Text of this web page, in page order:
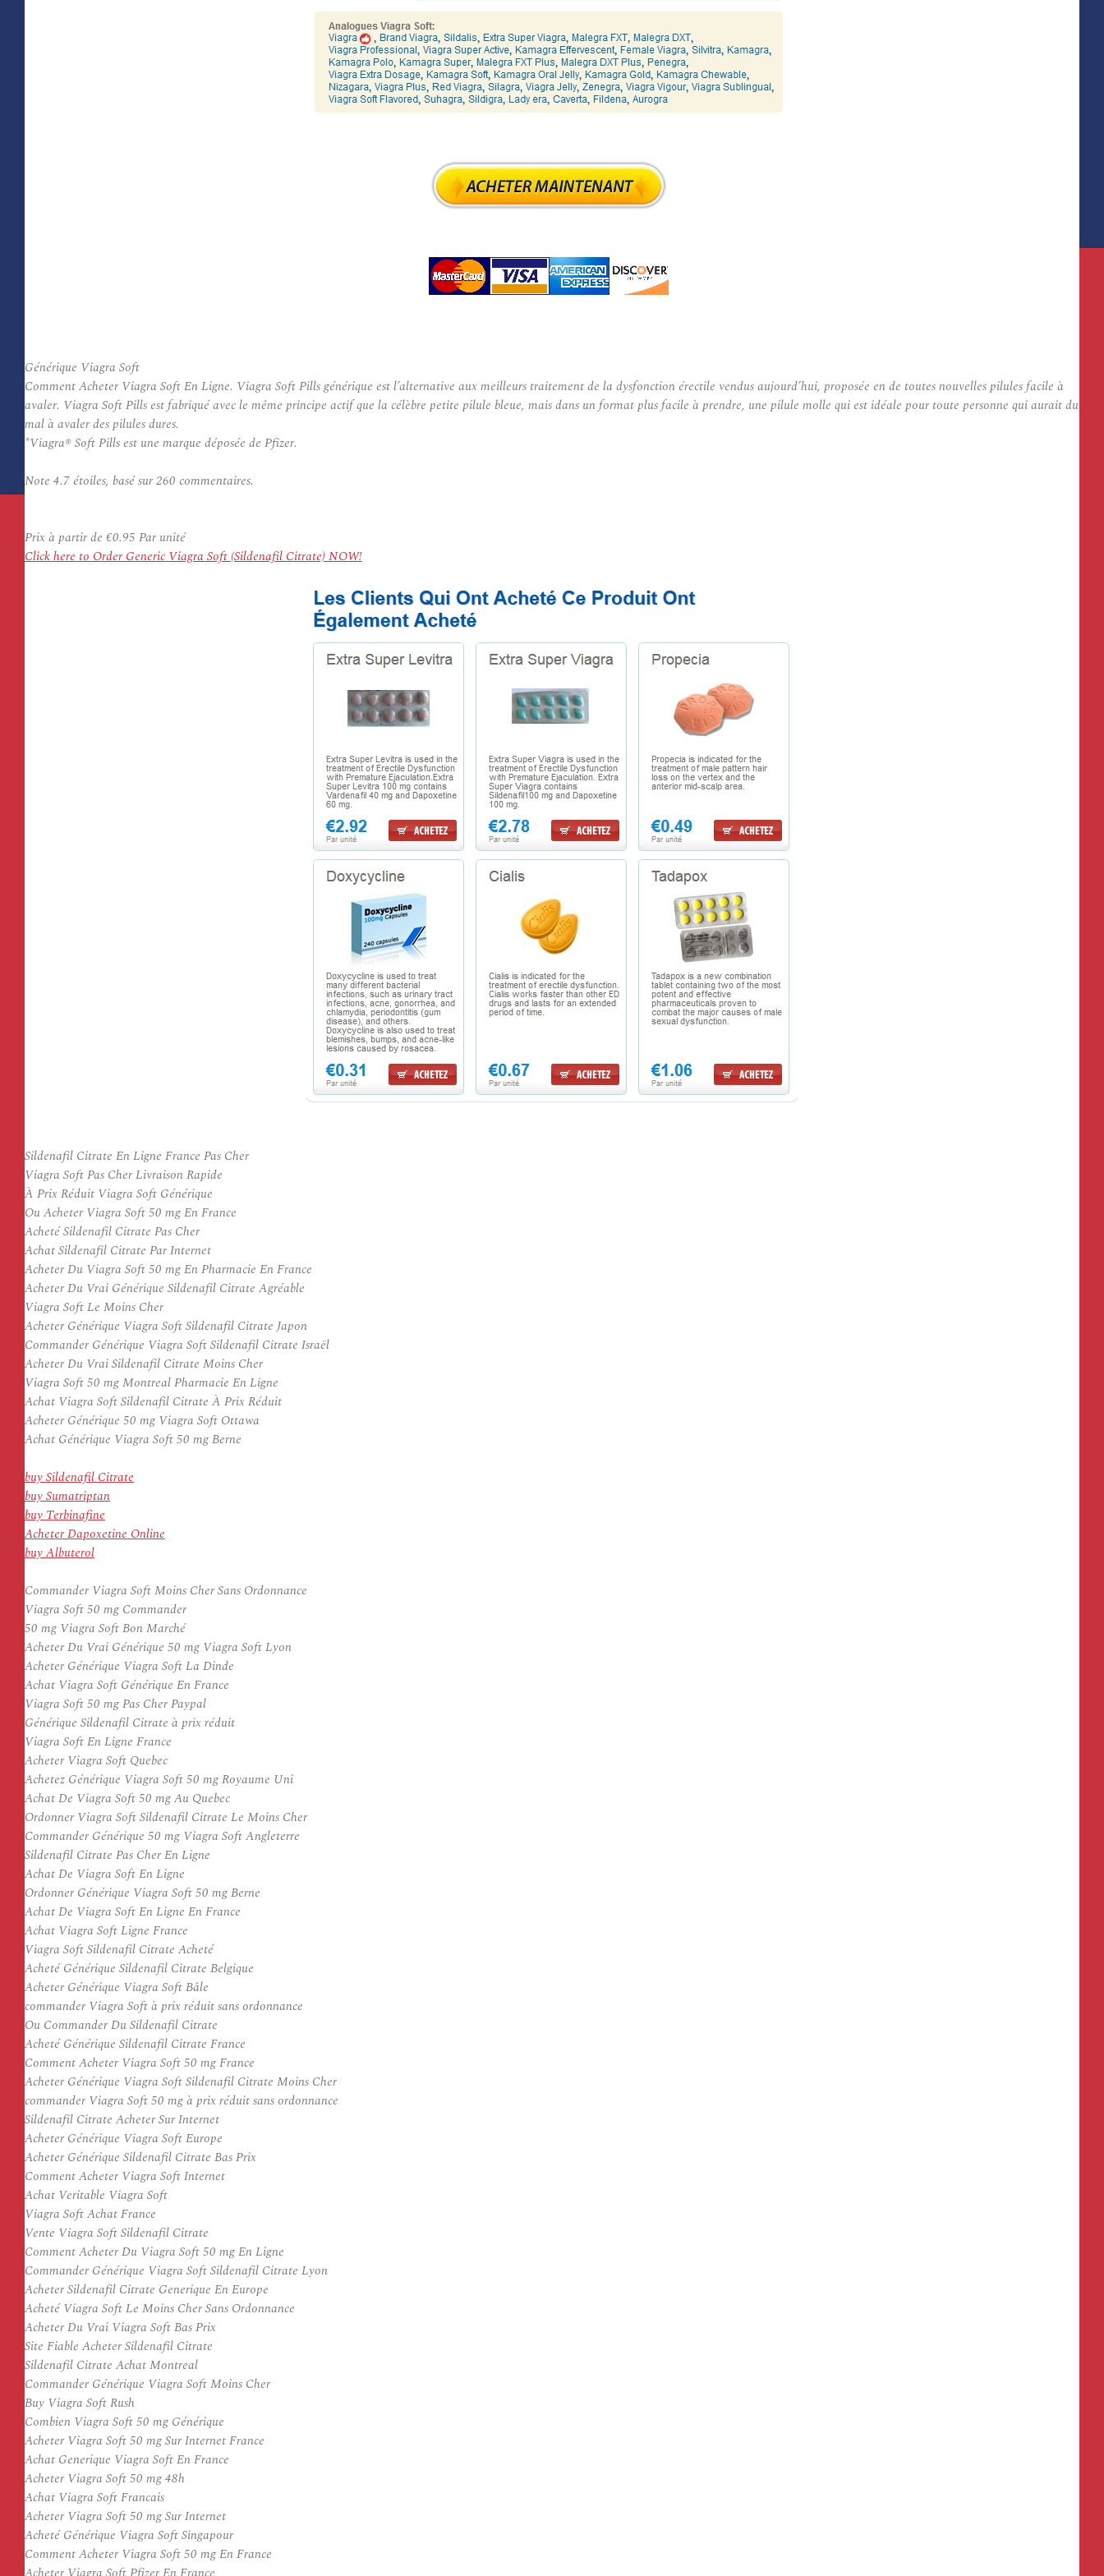
Générique Viagra Soft
Comment Acheter Viagra Soft En Ligne. Viagra Soft Pills générique est l’alternative aux meilleurs traitement de la dysfonction érectile vendus aujourd’hui, proposée en de toutes nouvelles pilules facile à
avaler. Viagra Soft Pills est fabriqué avec le même principe actif que la célèbre petite pilule bleue, mais dans un format plus facile à prendre, une pilule molle qui est idéale pour toute personne qui aurait du
mal à avaler des pilules dures.
*Viagra® Soft Pills est une marque déposée de Pfizer.
Note 4.7étoiles, basé sur260 commentaires.
Prix à partir de €0.95 Par unité
Click here to Order Generic Viagra Soft (Sildenafil Citrate) NOW!
Sildenafil Citrate En Ligne France Pas Cher
Viagra Soft Pas Cher Livraison Rapide
À Prix Réduit Viagra Soft Générique
Ou Acheter Viagra Soft 50 mg En France
Acheté Sildenafil Citrate Pas Cher
Achat Sildenafil Citrate Par Internet
Acheter Du Viagra Soft 50 mg En Pharmacie En France
Acheter Du Vrai Générique Sildenafil Citrate Agréable
Viagra Soft Le Moins Cher
Acheter Générique Viagra Soft Sildenafil Citrate Japon
Commander Générique Viagra Soft Sildenafil Citrate Israël
Acheter Du Vrai Sildenafil Citrate Moins Cher
Viagra Soft 50 mg Montreal Pharmacie En Ligne
Achat Viagra Soft Sildenafil Citrate À Prix Réduit
Acheter Générique 50 mg Viagra Soft Ottawa
Achat Générique Viagra Soft 50 mg Berne
buy Sildenafil Citrate
buy Sumatriptan
buy Terbinafine
Acheter Dapoxetine Online
buy Albuterol
Commander Viagra Soft Moins Cher Sans Ordonnance
Viagra Soft 50 mg Commander
50 mg Viagra Soft Bon Marché
Acheter Du Vrai Générique 50 mg Viagra Soft Lyon
Acheter Générique Viagra Soft La Dinde
Achat Viagra Soft Générique En France
Viagra Soft 50 mg Pas Cher Paypal
Générique Sildenafil Citrate à prix réduit
Viagra Soft En Ligne France
Acheter Viagra Soft Quebec
Achetez Générique Viagra Soft 50 mg Royaume Uni
Achat De Viagra Soft 50 mg Au Quebec
Ordonner Viagra Soft Sildenafil Citrate Le Moins Cher
Commander Générique 50 mg Viagra Soft Angleterre
Sildenafil Citrate Pas Cher En Ligne
Achat De Viagra Soft En Ligne
Ordonner Générique Viagra Soft 50 mg Berne
Achat De Viagra Soft En Ligne En France
Achat Viagra Soft Ligne France
Viagra Soft Sildenafil Citrate Acheté
Acheté Générique Sildenafil Citrate Belgique
Acheter Générique Viagra Soft Bâle
commander Viagra Soft à prix réduit sans ordonnance
Ou Commander Du Sildenafil Citrate
Acheté Générique Sildenafil Citrate France
Comment Acheter Viagra Soft 50 mg France
Acheter Générique Viagra Soft Sildenafil Citrate Moins Cher
commander Viagra Soft 50 mg à prix réduit sans ordonnance
Sildenafil Citrate Acheter Sur Internet
Acheter Générique Viagra Soft Europe
Acheter Générique Sildenafil Citrate Bas Prix
Comment Acheter Viagra Soft Internet
Achat Veritable Viagra Soft
Viagra Soft Achat France
Vente Viagra Soft Sildenafil Citrate
Comment Acheter Du Viagra Soft 50 mg En Ligne
Commander Générique Viagra Soft Sildenafil Citrate Lyon
Acheter Sildenafil Citrate Generique En Europe
Acheté Viagra Soft Le Moins Cher Sans Ordonnance
Acheter Du Vrai Viagra Soft Bas Prix
Site Fiable Acheter Sildenafil Citrate
Sildenafil Citrate Achat Montreal
Commander Générique Viagra Soft Moins Cher
Buy Viagra Soft Rush
Combien Viagra Soft 50 mg Générique
Acheter Viagra Soft 50 mg Sur Internet France
Achat Generique Viagra Soft En France
Acheter Viagra Soft 50 mg 48h
Achat Viagra Soft Francais
Acheter Viagra Soft 50 mg Sur Internet
Acheté Générique Viagra Soft Singapour
Comment Acheter Viagra Soft 50 mg En France